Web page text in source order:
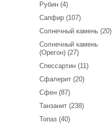
Рубин (4)
Сапфир (107)
Солнечный камень (20)
Солнечный камень
(Орегон) (27)
Спессартин (11)
Сфалерит (20)
Сфен (87)
Танзанит (238)
Топаз (40)